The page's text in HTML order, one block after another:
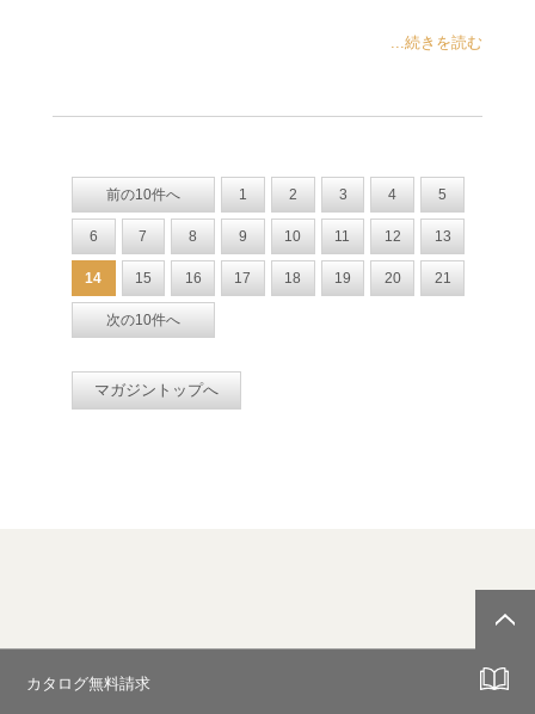
...続きを読む
前の10件へ 1 2 3 4 5
6 7 8 9 10 11 12 13
14 15 16 17 18 19 20 21
次の10件へ
マガジントップへ
カタログ無料請求